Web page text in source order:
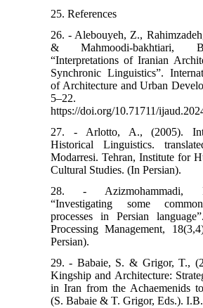
25. References
26. - Alebouyeh, Z.,
& Mahmoodi-bakhtiari,
“Interpretations of Iranian
Synchronic Linguistics”.
of Architecture and Urban
5–22.
https://doi.org/10.71711/
27. - Arlotto, A., (2005).
Historical Linguistics.
Modarresi. Tehran, Institute for
Cultural Studies. (In Persian).
28. - Azizmohammadi,
“Investigating some
processes in Persian
Processing Management,
Persian).
29. - Babaie, S. & Grigor, T.,
Kingship and Architecture:
in Iran from the Achaemenids
(S. Babaie & T. Grigor, Eds.).